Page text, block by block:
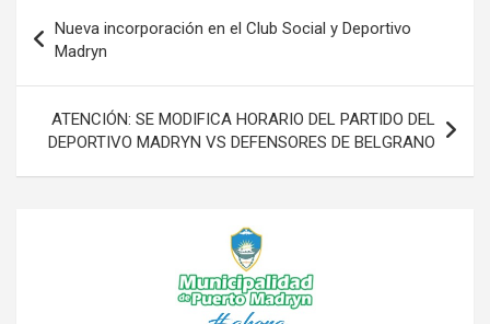
de
entradas
Nueva incorporación en el Club Social y Deportivo
Madryn
ATENCIÓN: SE MODIFICA HORARIO DEL PARTIDO DEL
DEPORTIVO MADRYN VS DEFENSORES DE BELGRANO